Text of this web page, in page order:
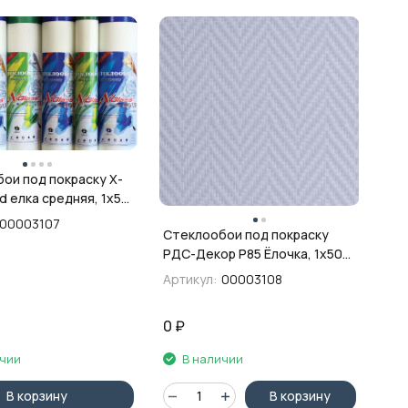
под покраску X-
елка средняя, 1х50
00003107
В корзину
Стеклообои под покраску
РДС-Декор Р85 Ёлочка, 1х50
м, 165гр/м2
Артикул: 00003108
0 ₽
В наличии
В корзину